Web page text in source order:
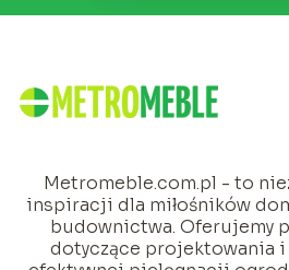
Metromeble.com.pl - to
inspiracji dla miłośników
budownictwa. Oferujemy
dotyczące projektowania i